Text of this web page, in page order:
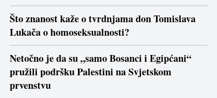
Što znanost kaže o tvrdnjama don Tomislava
Lukača o homoseksualnosti?
Netočno je da su „samo Bosanci i Egipćani“
pružili podršku Palestini na Svjetskom
prvenstvu